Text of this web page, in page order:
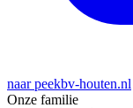
naar peekbv-houten.nl
Onze familie